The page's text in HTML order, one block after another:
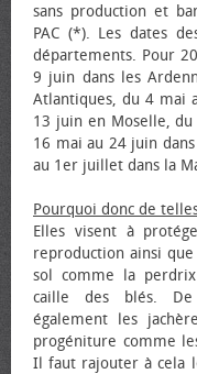
sans production et
PAC (*). Les dates
départements. Pour
9 juin dans les
Atlantiques, du 4 mai
13 juin en Moselle,
16 mai au 24 juin
au 1er juillet dans la
Pourquoi donc de
Elles visent à
reproduction ainsi
sol comme la
caille des blés.
également les
progéniture comme
Il faut rajouter à cela